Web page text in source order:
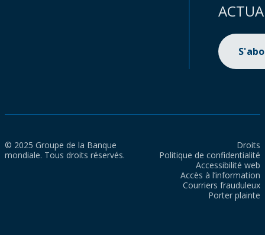
© 2025 Groupe de la Banque
mondiale. Tous droits réservés.
Droits
Politique de confidentialité
Accessibilité web
Accès à l’information
Courriers frauduleux
Porter plainte